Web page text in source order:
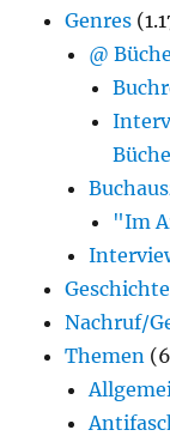
Genres
@
"Im
Geschichte
Nachruf/
Themen